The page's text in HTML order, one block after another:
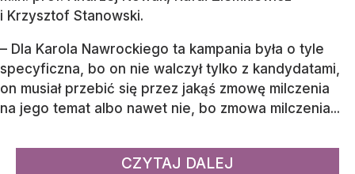
i Krzysztof Stanowski.
– Dla Karola Nawrockiego ta kampania była o tyle
specyficzna, bo on nie walczył tylko z kandydatami,
on musiał przebić się przez jakąś zmowę milczenia
na jego temat albo nawet nie, bo zmowa milczenia...
CZYTAJ DALEJ